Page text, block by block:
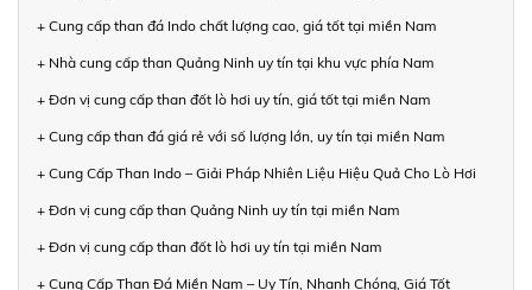
+ Cung cấp than đá Indo chất lượng cao, giá tốt tại miền Nam
+ Nhà cung cấp than Quảng Ninh uy tín tại khu vực phía Nam
+ Đơn vị cung cấp than đốt lò hơi uy tín, giá tốt tại miền Nam
+ Cung cấp than đá giá rẻ với số lượng lớn, uy tín tại miền Nam
+ Cung Cấp Than Indo – Giải Pháp Nhiên Liệu Hiệu Quả Cho Lò Hơi
+ Đơn vị cung cấp than Quảng Ninh uy tín tại miền Nam
+ Đơn vị cung cấp than đốt lò hơi uy tín tại miền Nam
+ Cung Cấp Than Đá Miền Nam – Uy Tín, Nhanh Chóng, Giá Tốt